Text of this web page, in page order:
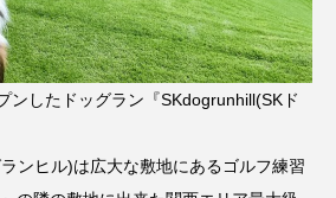
ンしたドッグラン『SKdogrunhill(SKド
ンヒル)は広大な敷地にあるゴルフ練習